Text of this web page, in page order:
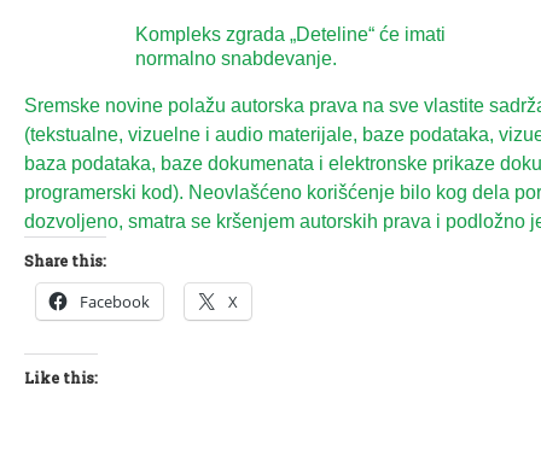
Kompleks zgrada „Deteline“ će imati
normalno snabdevanje.
Sremske novine polažu autorska prava na sve vlastite
(tekstualne, vizuelne i audio materijale, baze podataka,
baza podataka, baze dokumenata i elektronske prikaze
programerski kod). Neovlašćeno korišćenje bilo kog dela
dozvoljeno, smatra se kršenjem autorskih prava i podložno
Share this:
Facebook X
Like this: